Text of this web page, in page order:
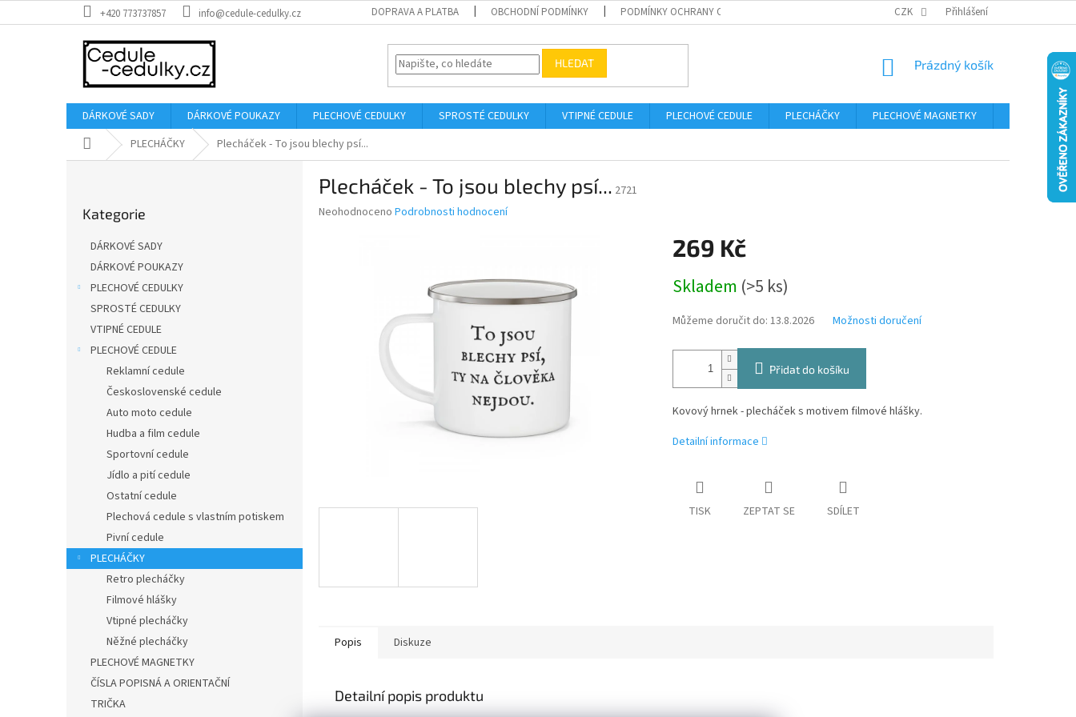
na
+420 773737857 info@cedule-cedulky.cz DOPRAVA A PLATBA OBCHODNÍ PODMÍNKY PODMÍNKY OCHRANY OSOBNÍCH ÚDAJŮ CZK Přihlášení
HLEDAT
NÁKUPNÍ
Prázdný košík
DÁRKOVÉ SADY DÁRKOVÉ POUKAZY PLECHOVÉ CEDULKY SPROSTÉ CEDULKY VTIPNÉ CEDULE PLECHOVÉ CEDULE PLECHÁČKY PLECHOVÉ MAGNETKY
ČÍSLA
Domů PLECHÁČKY Plecháček - To jsou blechy psí...
kategorie
Kategorie
DÁRKOVÉ SADY
DÁRKOVÉ POUKAZY
PLECHOVÉ CEDULKY
SPROSTÉ CEDULKY
VTIPNÉ CEDULE
PLECHOVÉ CEDULE
Reklamní cedule
Československé cedule
Auto moto cedule
Hudba a film cedule
Sportovní cedule
Jídlo a pití cedule
Ostatní cedule
Plechová cedule s vlastním potiskem
Pivní cedule
PLECHÁČKY
Retro plecháčky
Filmové hlášky
Vtipné plecháčky
Něžné plecháčky
PLECHOVÉ MAGNETKY
ČÍSLA POPISNÁ A ORIENTAČNÍ
TRIČKA
Plecháček - To jsou blechy psí... 2721
Průměrné
Neohodnoceno Podrobnosti hodnocení
269 Kč
cena:
Skladem (>5 ks)
Můžeme doručit do: 13.8.2026 Možnosti doručení
Přidat do košíku
Kovový hrnek - plecháček s motivem filmové hlášky.
Detailní informace
TISK ZEPTAT SE SDÍLET
Popis Diskuze
Detailní popis produktu